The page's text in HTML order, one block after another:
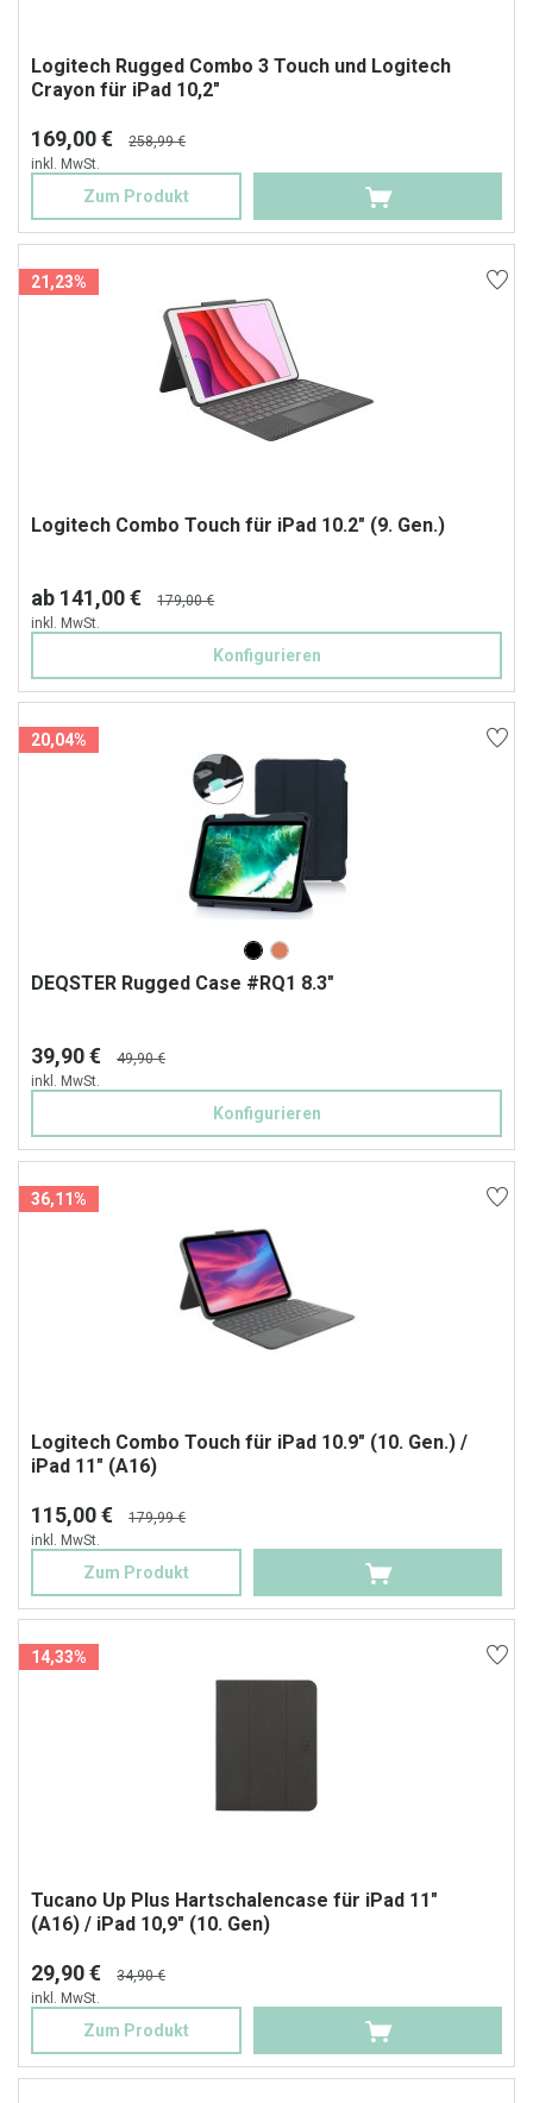
Logitech Rugged Combo 3 Touch und Logitech
Crayon für iPad 10,2"
169,00 €
258,99 €
inkl. MwSt.
Zum Produkt
21,23%
Logitech Combo Touch für iPad 10.2" (9. Gen.)
ab 141,00 €
179,00 €
inkl. MwSt.
Konfigurieren
20,04%
DEQSTER Rugged Case #RQ1 8.3"
39,90 €
49,90 €
inkl. MwSt.
Konfigurieren
36,11%
Logitech Combo Touch für iPad 10.9" (10. Gen.) /
iPad 11" (A16)
115,00 €
179,99 €
inkl. MwSt.
Zum Produkt
14,33%
Tucano Up Plus Hartschalencase für iPad 11"
(A16) / iPad 10,9" (10. Gen)
29,90 €
34,90 €
inkl. MwSt.
Zum Produkt